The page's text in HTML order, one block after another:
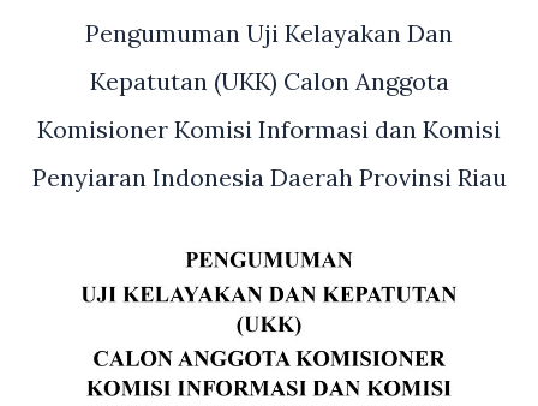
Pengumuman Uji Kelayakan Dan
Kepatutan (UKK) Calon Anggota
Komisioner Komisi Informasi dan Komisi
Penyiaran Indonesia Daerah Provinsi Riau